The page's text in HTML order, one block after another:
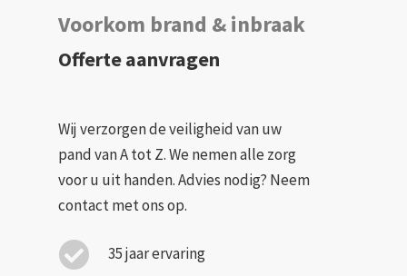
Voorkom brand & inbraak
Offerte aanvragen
Wij verzorgen de veiligheid van uw
pand van A tot Z. We nemen alle zorg
voor u uit handen. Advies nodig? Neem
contact met ons op.
35 jaar ervaring